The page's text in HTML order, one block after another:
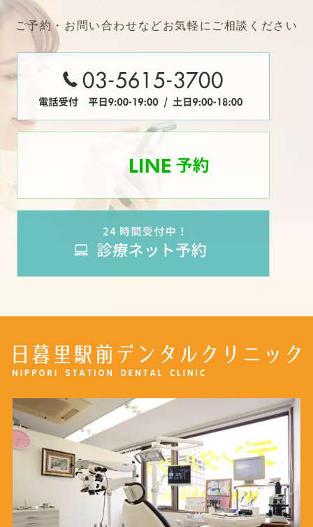
ご予約・お問い合わせなどお気軽にご相談ください